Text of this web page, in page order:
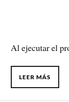
Al ejecutar el
LEER MÁS